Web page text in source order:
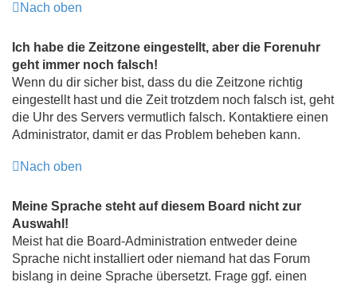
Nach oben
Ich habe die Zeitzone eingestellt, aber die Forenuhr
geht immer noch falsch!
Wenn du dir sicher bist, dass du die Zeitzone richtig
eingestellt hast und die Zeit trotzdem noch falsch ist, geht
die Uhr des Servers vermutlich falsch. Kontaktiere einen
Administrator, damit er das Problem beheben kann.
Nach oben
Meine Sprache steht auf diesem Board nicht zur
Auswahl!
Meist hat die Board-Administration entweder deine
Sprache nicht installiert oder niemand hat das Forum
bislang in deine Sprache übersetzt. Frage ggf. einen